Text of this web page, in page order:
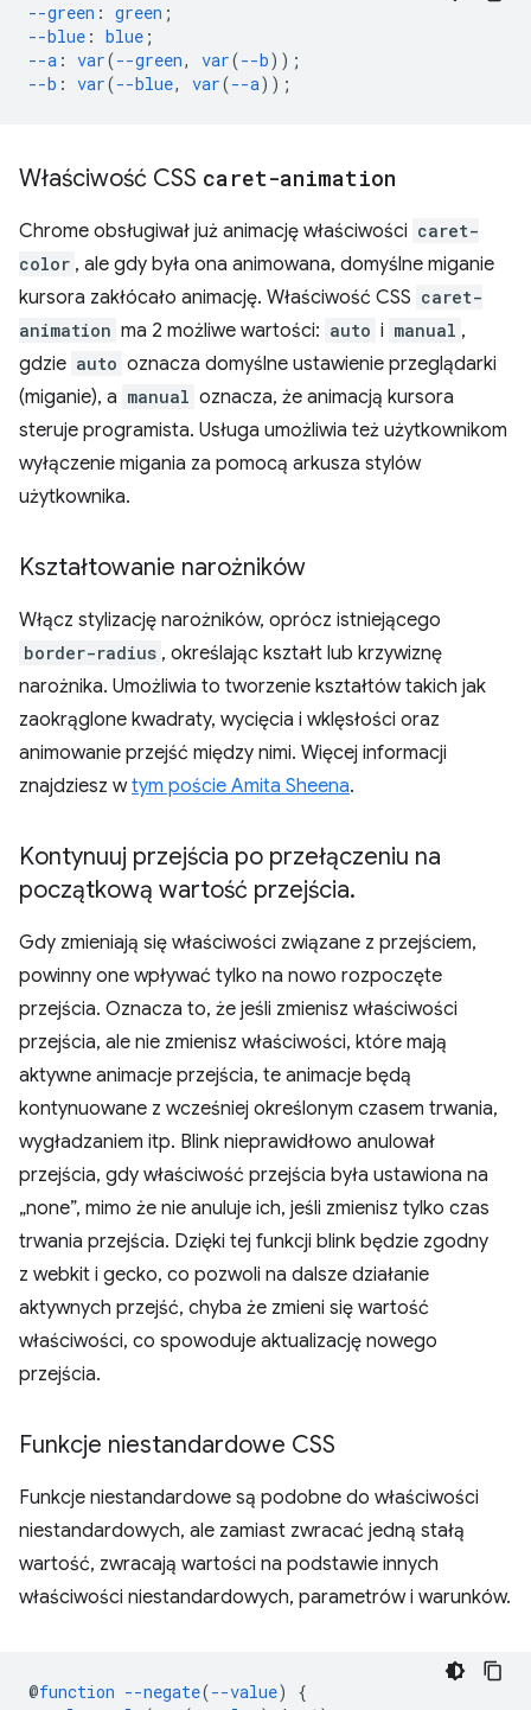
--green : green ;
--blue : blue ;
--a : var(--green, var(--b));
--b : var(--blue, var(--a));
Właściwość CSS caret-animation
Chrome obsługiwał już animację właściwości caret-
color , ale gdy była ona animowana, domyślne miganie
kursora zakłócało animację. Właściwość CSS caret-
animation ma 2 możliwe wartości: auto i manual ,
gdzie auto oznacza domyślne ustawienie przeglądarki
(miganie), a manual oznacza, że animacją kursora
steruje programista. Usługa umożliwia też użytkownikom
wyłączenie migania za pomocą arkusza stylów
użytkownika.
Kształtowanie narożników
Włącz stylizację narożników, oprócz istniejącego
border-radius , określając kształt lub krzywiznę
narożnika. Umożliwia to tworzenie kształtów takich jak
zaokrąglone kwadraty, wycięcia i wklęsłości oraz
animowanie przejść między nimi. Więcej informacji
znajdziesz wtym poście Amita Sheena.
Kontynuuj przejścia po przełączeniu na
początkową wartość przejścia.
Gdy zmieniają się właściwości związane z przejściem,
powinny one wpływać tylko na nowo rozpoczęte
przejścia. Oznacza to, że jeśli zmienisz właściwości
przejścia, ale nie zmienisz właściwości, które mają
aktywne animacje przejścia, te animacje będą
kontynuowane z wcześniej określonym czasem trwania,
wygładzaniem itp. Blink nieprawidłowo anulował
przejścia, gdy właściwość przejścia była ustawiona na
„none”, mimo że nie anuluje ich, jeśli zmienisz tylko czas
trwania przejścia. Dzięki tej funkcji blink będzie zgodny
z webkit i gecko, co pozwoli na dalsze działanie
aktywnych przejść, chyba że zmieni się wartość
właściwości, co spowoduje aktualizację nowego
przejścia.
Funkcje niestandardowe CSS
Funkcje niestandardowe są podobne do właściwości
niestandardowych, ale zamiast zwracać jedną stałą
wartość, zwracają wartości na podstawie innych
właściwości niestandardowych, parametrów i warunków.
@function --negate(--value)
{